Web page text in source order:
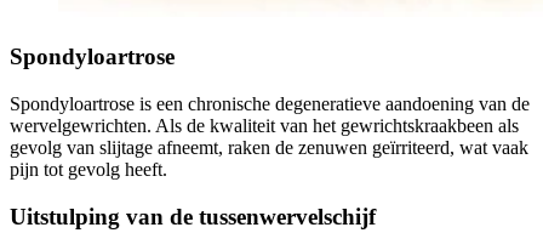
Spondyloartrose
Spondyloartrose is een chronische degeneratieve aandoening van de
wervelgewrichten. Als de kwaliteit van het gewrichtskraakbeen als
gevolg van slijtage afneemt, raken de zenuwen geïrriteerd, wat vaak
pijn tot gevolg heeft.
Uitstulping van de tussenwervelschijf